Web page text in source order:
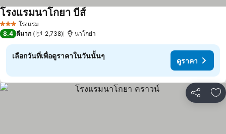
3 ดาว โรงแรม
โรงแรมนาโกยา บีส์
8.4 ดีมาก 2,738 นาโกย่า
เลือกวันที่เพื่อดูราคาในวันนั้นๆ
ดูราคา
แชร์ เ